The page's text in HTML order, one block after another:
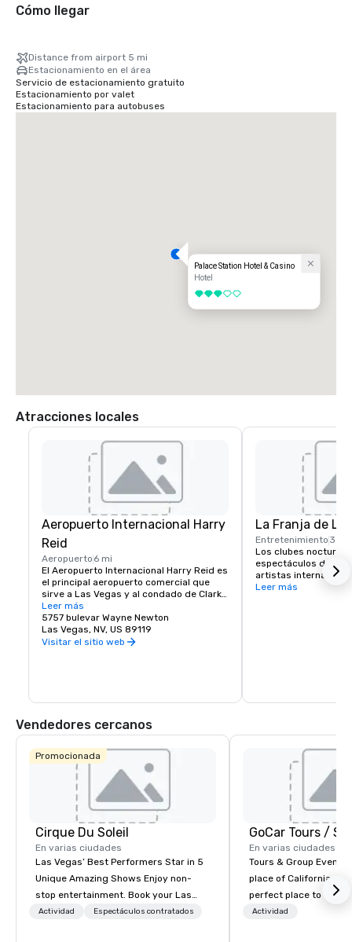
Cómo llegar
Distance from airport 5 mi
Estacionamiento en el área
Servicio de estacionamiento gratuito
Estacionamiento por valet
Estacionamiento para autobuses
Palace Station Hotel & Casino
Hotel
3 de 5
Atracciones locales
Aeropuerto Internacional Harry
Reid
Aeropuerto 6 mi
El Aeropuerto Internacional Harry Reid es
el principal aeropuerto comercial que
sirve a Las Vegas y al condado de Clark,
Nevada, Estados Unidos. El aeropuerto
está a cinco millas al sur del centro de
Las Vegas, en el área no incorporada de
Paradise en el condado de Clark.
Leer más
5757 bulevar Wayne Newton
Las Vegas, NV, US 89119
Visitar el sitio web
La Franja de
Entretenimiento 3 mi
Los clubes
espectáculos de
artistas
la escena del
Leer más
Vendedores cercanos
Promocionada
Cirque Du Soleil
En varias ciudades
Las Vegas’ Best Performers Star in 5
Unique Amazing Shows Enjoy non-
stop entertainment. Book your Las
Vegas show tickets.
Actividad Espectáculos contratados
En varias ciudades
Tours & Group Events
place of California.
perfect place to visit
mix fun with history
Actividad